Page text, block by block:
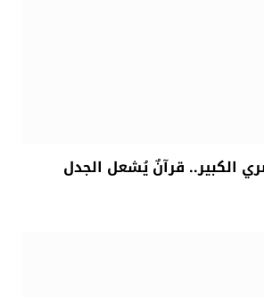
الكبير.. قرآنٌ يُشعل الجدل